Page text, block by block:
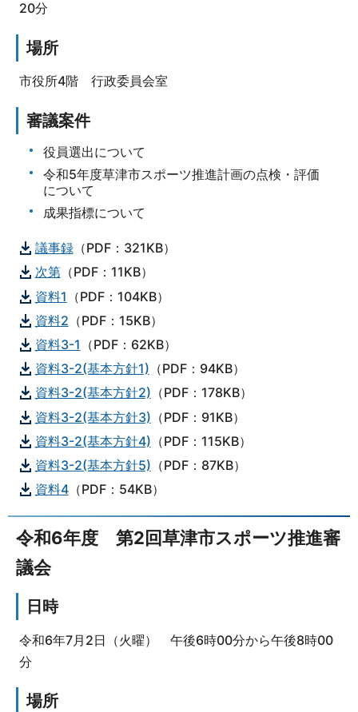
20分
場所
市役所4階 行政委員会室
審議案件
役員選出について
令和5年度草津市スポーツ推進計画の点検・評価
について
成果指標について
議事録（PDF：321KB）
次第（PDF：11KB）
資料1 （PDF：104KB）
資料2 （PDF：15KB）
資料3-1 （PDF：62KB）
資料3-2(基本方針1) （PDF：94KB）
資料3-2(基本方針2) （PDF：178KB）
資料3-2(基本方針3) （PDF：91KB）
資料3-2(基本方針4) （PDF：115KB）
資料3-2(基本方針5) （PDF：87KB）
資料4（PDF：54KB）
令和6年度 第2回草津市スポーツ推進審
議会
日時
令和6年7月2日（火曜） 午後6時00分から午後8時00
分
場所